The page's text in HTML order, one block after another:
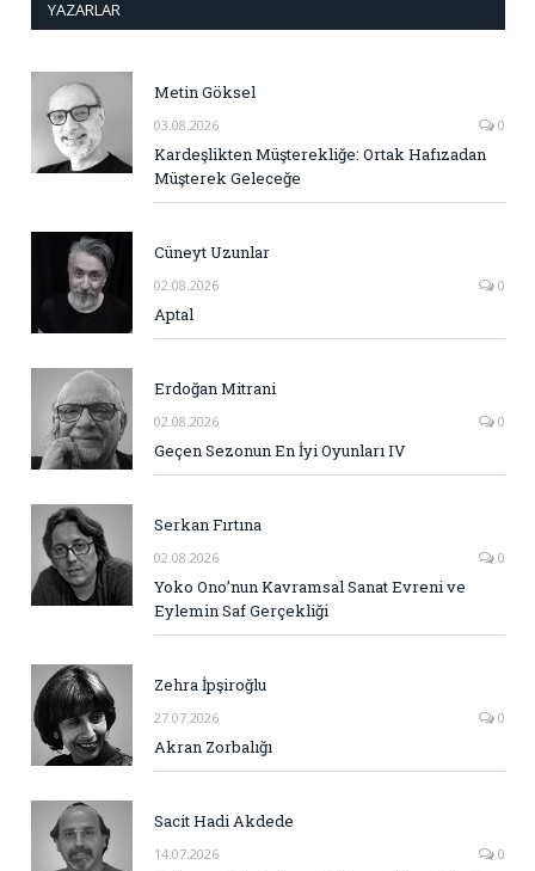
YAZARLAR
Metin Göksel
03.08.2026 0
Kardeşlikten Müşterekliğe: Ortak Hafızadan
Müşterek Geleceğe
Cüneyt Uzunlar
02.08.2026 0
Aptal
Erdoğan Mitrani
02.08.2026 0
Geçen Sezonun En İyi Oyunları IV
Serkan Fırtına
02.08.2026 0
Yoko Ono’nun Kavramsal Sanat Evreni ve
Eylemin Saf Gerçekliği
Zehra İpşiroğlu
27.07.2026 0
Akran Zorbalığı
Sacit Hadi Akdede
14.07.2026 0